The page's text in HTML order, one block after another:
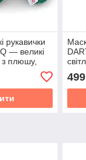
рукавички
— великі
з плюшу,
25
499